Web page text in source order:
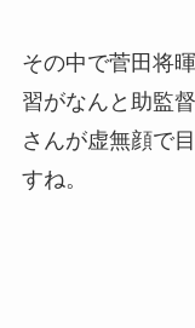
その中で菅田将
習がなんと助監
さんが虚無顔で
すね。